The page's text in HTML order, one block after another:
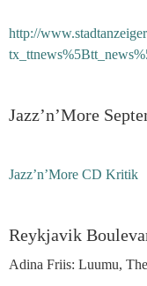
http://
Jazz’n’More
Jazz’n’More CD Kritik
Reykjavik
Adina Friis: Luumu,